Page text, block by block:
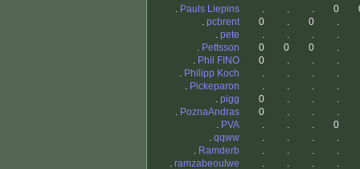
. Pauls Liepins . . . 0
. pcbrent 0 . 0
.
. pete . . .
.
. Pettsson 0 0 0
.
. Phil FINO 0 . .
.
. Philipp Koch . . .
.
. Pickeparon . . .
.
. pigg 0 . .
.
. PoznaAndras 0 . .
.
. PVA . . .
0
. qqww . . .
.
. Ramderb . . .
.
. ramzabeoulwe . . .
.